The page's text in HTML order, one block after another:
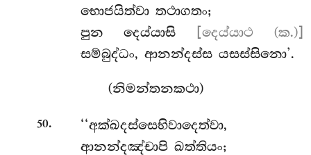
භොජයිත්වා තථාගතං;
පුන දෙය්යාසි
[දෙය්යාථ (ක.)]
සම්බුද්ධං, ආනන්දස්ස යසස්සිනො’.
(නිමන්තනකථා)
50.
‘‘අක්ඛදස්සෙභිවාදෙත්වා,
ආනන්දඤ්චාපි ඛත්තියං;